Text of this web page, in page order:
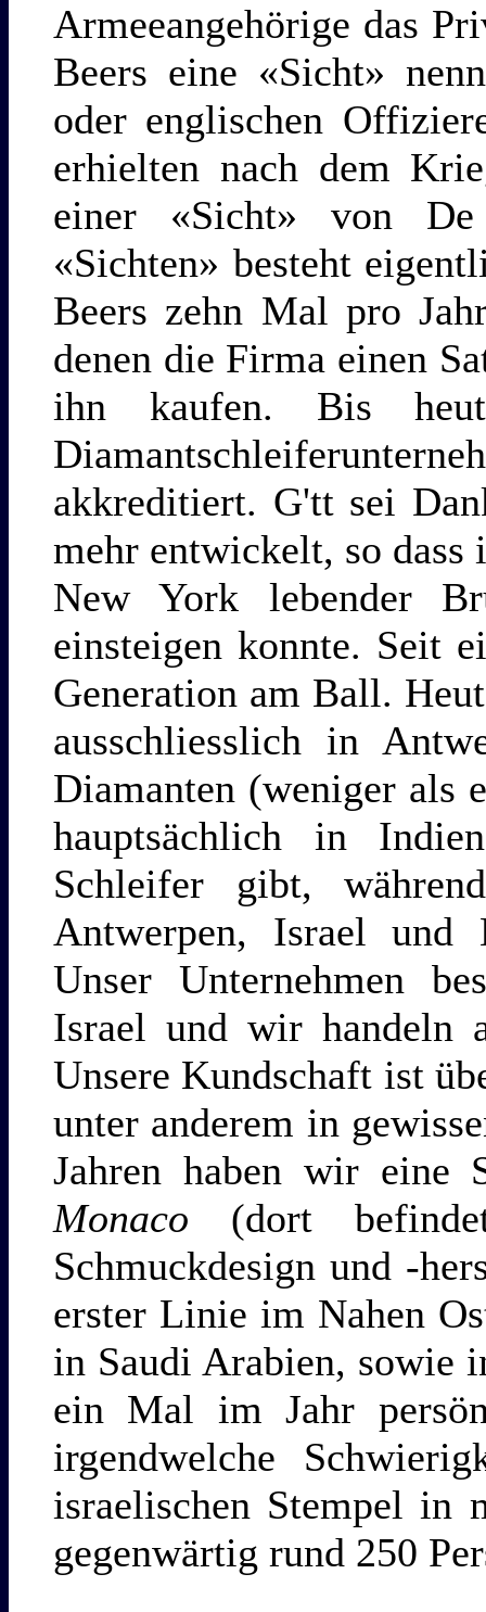
Armeeangehörige das
Beers eine «Sicht»
oder englischen
erhielten nach dem
einer «Sicht» von
«Sichten» besteht
Beers zehn Mal pro
denen die Firma einen
ihn kaufen. Bis
akkreditiert. G'tt sei
mehr entwickelt, so dass
New York lebender
einsteigen konnte. Seit
Generation am Ball.
ausschliesslich in
Diamanten (weniger als
hauptsächlich in
Schleifer gibt,
Antwerpen, Israel und
Unser Unternehmen
Israel und wir handeln
Unsere Kundschaft ist
unter anderem in
Jahren haben wir eine
Monaco (dort
Schmuckdesign und -
erster Linie im Nahen
in Saudi Arabien, sowie
ein Mal im Jahr
irgendwelche
israelischen Stempel in
gegenwärtig rund 250